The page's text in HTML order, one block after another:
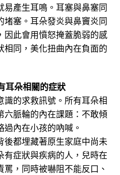
產生耳鳴。耳塞與鼻塞同
塞。耳朵發炎與鼻竇炎同
因此會用憤怒掩蓋脆弱的感
相同，美化扭曲內在負面的
耳朵相關的症狀
的求救訊號。所有耳朵相
六脈輪的內在課題：不敢傾
內在小孩的吶喊。
後都埋藏著原生家庭中尚未
症狀與疾病的人，兒時在
，同時被嚇阻不能反口、